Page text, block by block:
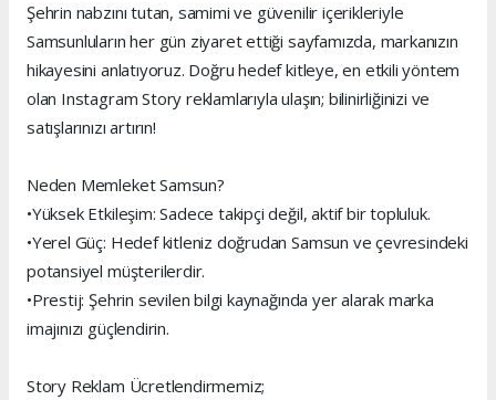
Şehrin nabzını tutan, samimi ve güvenilir içerikleriyle
Samsunluların her gün ziyaret ettiği sayfamızda, markanızın
hikayesini anlatıyoruz. Doğru hedef kitleye, en etkili yöntem
olan Instagram Story reklamlarıyla ulaşın; bilinirliğinizi ve
satışlarınızı artırın!
Neden Memleket Samsun?
•Yüksek Etkileşim: Sadece takipçi değil, aktif bir topluluk.
•Yerel Güç: Hedef kitleniz doğrudan Samsun ve çevresindeki
potansiyel müşterilerdir.
•Prestij: Şehrin sevilen bilgi kaynağında yer alarak marka
imajınızı güçlendirin.
Story Reklam Ücretlendirmemiz;